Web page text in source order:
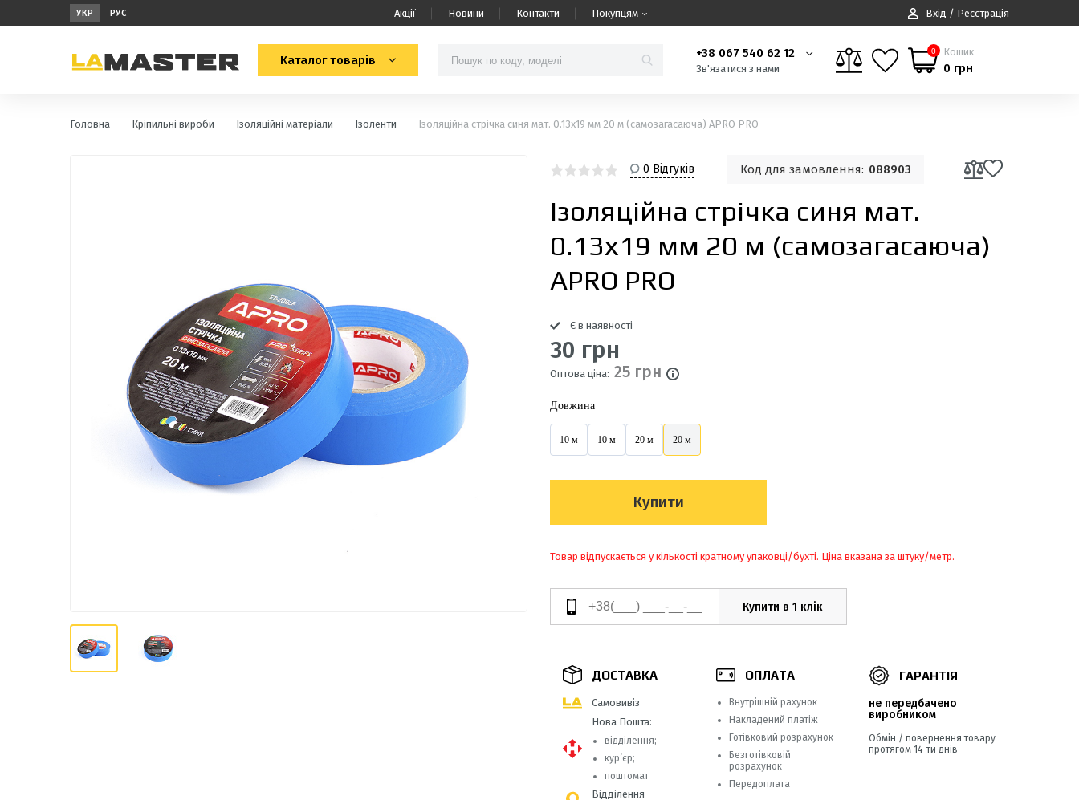
УКР РУС Акції Новини Контакти Покупцям Вхід / Реєстрація
Каталог товарів
+38 067 540 62 12
Зв'язатися з нами
0 Кошик
0 грн
Головна Кріпильні вироби Ізоляційні матеріали Ізоленти Ізоляцiйна стрiчка синя мат. 0.13х19 мм 20 м (самозагасаюча) APRO PRO
0 Відгуків Код для замовлення: 088903
Ізоляцiйна стрiчка синя мат.
0.13х19 мм 20 м (самозагасаюча)
APRO PRO
Є в наявності
30 грн
Оптова ціна: 25 грн
Довжина
10 м 10 м 20 м 20 м
Купити
Товар відпускається у кількості кратному упаковці/бухті. Ціна вказана за штуку/метр.
Купити в 1 клік
ДОСТАВКА
Самовивіз
Нова Пошта:
відділення;
кур’єр;
поштомат
Відділення
ОПЛАТА
Внутрішній рахунок
Накладений платіж
Готівковий розрахунок
Безготівковій
розрахунок
Передоплата
ГАРАНТІЯ
не передбачено
виробником
Обмін / повернення товару
протягом 14-ти днів